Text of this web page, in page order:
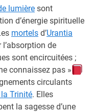
lumière sont
d’énergie spirituelle
mortels d’Urantia
de
sont encircuitées ;
connaissez pas »
circulants
Trinité. Elles
la sagesse d’une